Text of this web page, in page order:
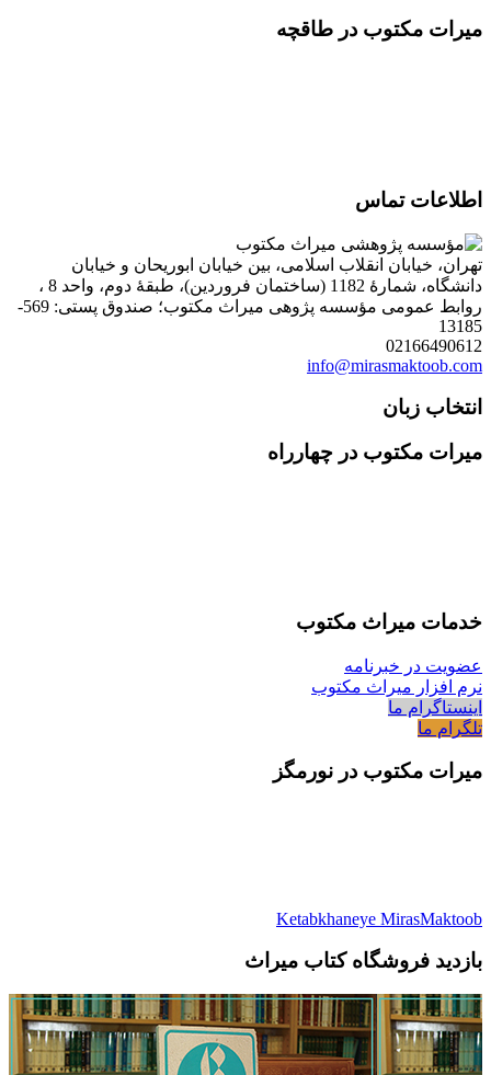
میرات مکتوب در طاقچه
اطلاعات تماس
تهران، خیابان انقلاب اسلامی، بین خیابان ابوریحان و خیابان
دانشگاه، شمارۀ 1182 (ساختمان فروردین)، طبقۀ دوم، واحد 8 ،
روابط عمومی مؤسسه پژوهی میراث مکتوب؛ صندوق پستی: 569-
13185
02166490612
info@mirasmaktoob.com
انتخاب زبان
میرات مکتوب در چهارراه
خدمات میراث مکتوب
عضویت در خبرنامه
نرم افزار میراث مکتوب
اینستاگرام ما
تلگرام ما
میرات مکتوب در نورمگز
Ketabkhaneye MirasMaktoob
بازدید فروشگاه کتاب میراث